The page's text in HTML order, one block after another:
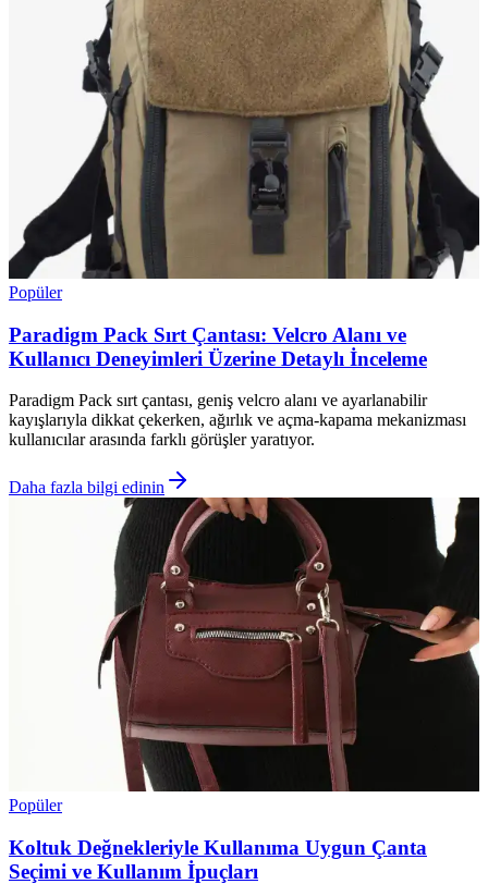
Popüler
Paradigm Pack Sırt Çantası: Velcro Alanı ve
Kullanıcı Deneyimleri Üzerine Detaylı İnceleme
Paradigm Pack sırt çantası, geniş velcro alanı ve ayarlanabilir
kayışlarıyla dikkat çekerken, ağırlık ve açma-kapama mekanizması
kullanıcılar arasında farklı görüşler yaratıyor.
Daha fazla bilgi edinin
Popüler
Koltuk Değnekleriyle Kullanıma Uygun Çanta
Seçimi ve Kullanım İpuçları